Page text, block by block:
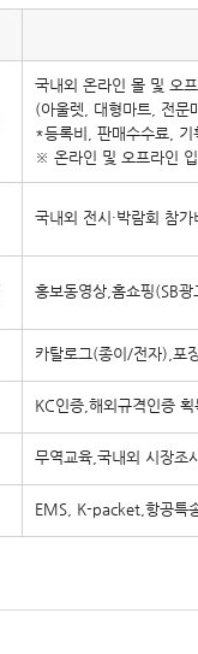
국내외 온라인 몰 및 오
(아울렛, 대형마트, 전문
*등록비, 판매수수료, 기
※ 온라인 및 오프라인
국내외 전시·박람회 참
홍보동영상,홈쇼핑(SB
카탈로그(종이/전자),포
KC인증,해외규격인증
무역교육,국내외 시장조
EMS, K-packet,항공특